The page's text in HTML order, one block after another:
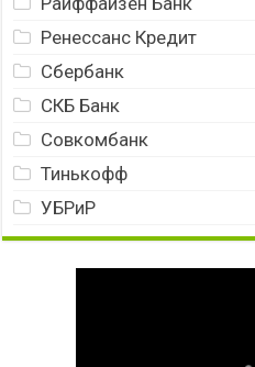
Ренессанс Кредит
Сбербанк
СКБ Банк
Совкомбанк
Тинькофф
УБРиР